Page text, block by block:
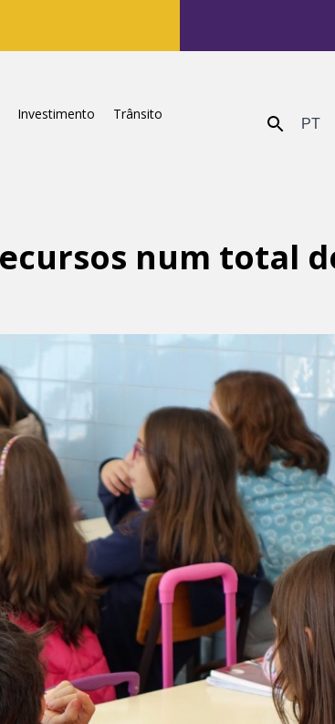
Investimento
Trânsito
Enviar PT
num total